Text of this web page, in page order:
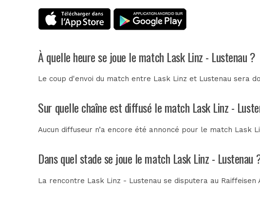
À quelle heure se joue le match Lask Linz - Lustenau ?
Le coup d'envoi du match entre Lask Linz et Lustenau sera
Sur quelle chaîne est diffusé le match Lask Linz -
Aucun diffuseur n’a encore été annoncé pour le match Lask
Dans quel stade se joue le match Lask Linz - Lustenau
La rencontre Lask Linz - Lustenau se disputera au Raiffeisen